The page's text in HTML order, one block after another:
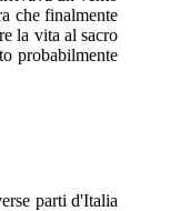
che finalmente
la vita al sacro
probabilmente
parti d'Italia